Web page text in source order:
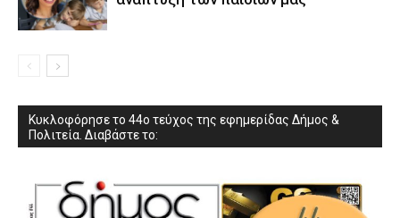
Κυκλοφόρησε το 44ο τεύχος της εφημερίδας Δήμος &
Πολιτεία. Διαβάστε το: